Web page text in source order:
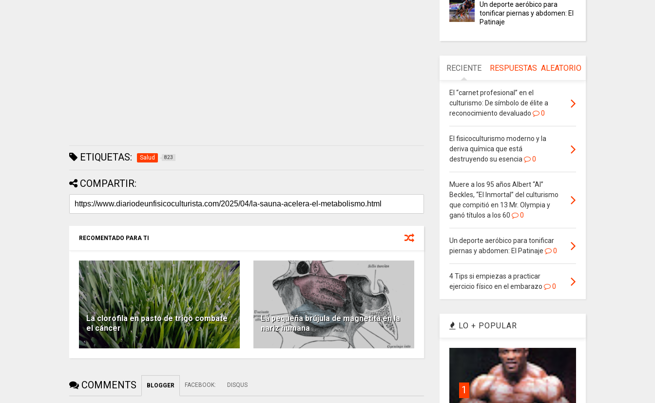
ETIQUETAS: Salud 823
COMPARTIR:
RECOMENTADO PARA TI
La clorofila en pasto de trigo combate
el cáncer
La pequeña brújula de magnetita en la
nariz humana
COMMENTS BLOGGER FACEBOOK: DISQUS
Un deporte aeróbico para
tonificar piernas y abdomen: El
Patinaje
RECIENTE RESPUESTAS ALEATORIO
El “carnet profesional” en el
culturismo: De símbolo de élite a
reconocimiento devaluado
0
El fisicoculturismo moderno y la
deriva química que está
destruyendo su esencia
0
Muere a los 95 años Albert “Al”
Beckles, “El Inmortal” del culturismo
que compitió en 13 Mr. Olympia y
ganó títulos a los 60
0
Un deporte aeróbico para tonificar
piernas y abdomen: El Patinaje
0
4 Tips si empiezas a practicar
ejercicio físico en el embarazo
0
LO + POPULAR
1